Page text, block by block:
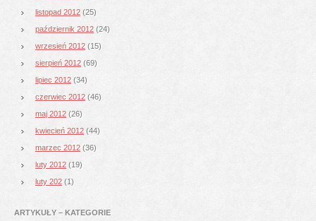
listopad 2012 (25)
październik 2012 (24)
wrzesień 2012 (15)
sierpień 2012 (69)
lipiec 2012 (34)
czerwiec 2012 (46)
maj 2012 (26)
kwiecień 2012 (44)
marzec 2012 (36)
luty 2012 (19)
luty 202 (1)
ARTYKUŁY – KATEGORIE